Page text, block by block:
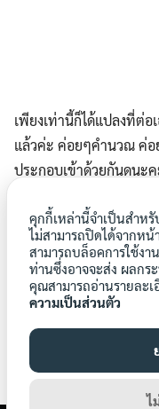
เพียงเท่านี้ก็ได้แปลงที่ต่
แล้วค่ะ ค่อยๆคำนวณ ค่
ประกอบเข้าด้วยกันดูนะ
ต่อแปลง pvc
คุกกี้เหล่านี้จำเป็นสำหรั
ไม่สามารถปิดได้จากหน้
สามารถบล็อคการใช้งา
ท่านซึ่งอาจจะส่ง ผลกร
คุณสามารถอ่านรายละเ
ความเป็นส่วนตัว
ไ